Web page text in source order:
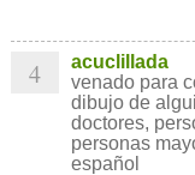
4
acuclillada
venado para
dibujo de
doctores,
personas
español